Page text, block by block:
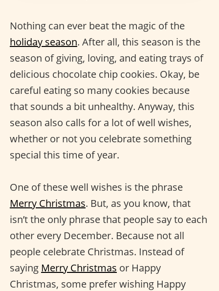
Nothing can ever beat the magic of the
holiday season. After all, this season is the
season of giving, loving, and eating trays of
delicious chocolate chip cookies. Okay, be
careful eating so many cookies because
that sounds a bit unhealthy. Anyway, this
season also calls for a lot of well wishes,
whether or not you celebrate something
special this time of year.
One of these well wishes is the phrase
Merry Christmas. But, as you know, that
isn’t the only phrase that people say to each
other every December. Because not all
people celebrate Christmas. Instead of
saying Merry Christmas or Happy
Christmas, some prefer wishing Happy